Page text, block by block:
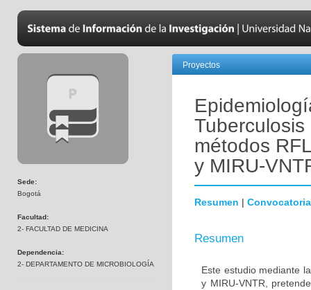
Sede:
Bogotá
Facultad:
2- FACULTAD DE MEDICINA
Dependencia:
2- DEPARTAMENTO DE MICROBIOLOGÍA
Proyectos
métodos
y MIRU-
Resumen | Convocatoria
Resumen
Este estudio mediante
y MIRU-VNTR,